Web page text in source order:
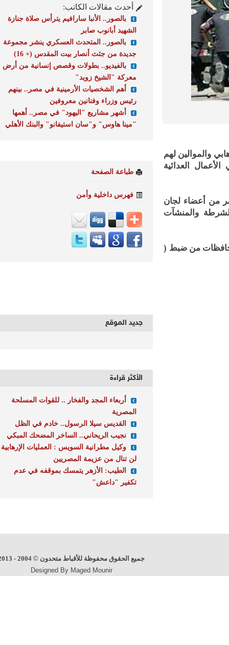
والموالين لهم
العدائية
من أعضاء لجان
والمنشآت
من ضبط (
أحدث مقالات الكاتب:
بالصور.. الأنبا سارافيم يترأس صلاة جنازة
الشهيد أبانوب صابر
بالصور.. المتحدث العسكري ينشر مجموعة
جديدة من جثث أنصار بيت المقدس (+ 16)
بالفيديو.. بطولات وقصص إنسانية من أرض
معركة "الشيخ زويد"
أهم الشخصيات الأرمينية في مصر.. بينهم
رئيس وزراء وفنانين معروفين
أشهر مشاريع "اليهود" في مصر.. أهمها
"مينا هاوس" و"سان استيفانو" والبنك الأهلي
طباعة الصفحة
فهرس داخلية وأمن
جديد الموقع
الأكثر قراءة
أربعاء المجد والفخار .. للقوات المسلحة
المصرية
القديس سيلا الرسول.. خادم في الظل
نجيب الريحاني.. الساخر المضحك المبكي
وكيل مطرانية السويس : العمليات الإرهابية
لن تنال من عزيمة المصريين
الطيب: الأزهر يتمسك بموقفه في عدم
تكفير "داعش"
جميع الحقوق محفوظة للأقباط متحدون©
2004 - 2013
Designed By Maged Mounir